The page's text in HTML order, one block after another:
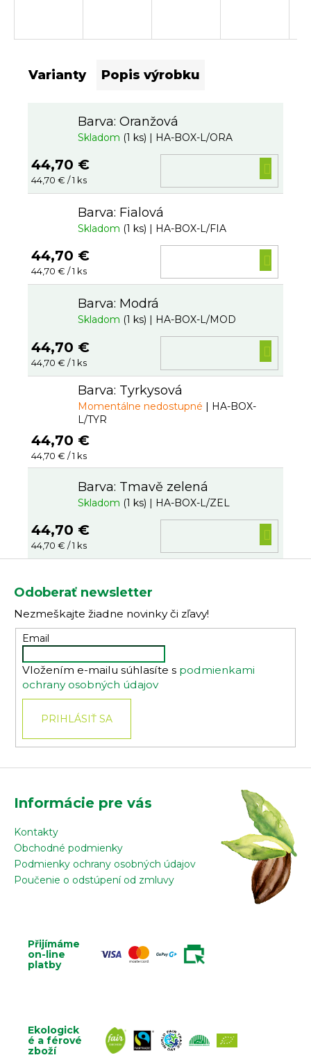
Varianty Popis výrobku
Barva: Oranžová
Skladom (1 ks) | HA-BOX-L/ORA
44,70 €
Jednotková
cena:
44,70 € / 1 ks
Barva: Fialová
Skladom (1 ks) | HA-BOX-L/FIA
44,70 €
Jednotková
cena:
44,70 € / 1 ks
Barva: Modrá
Skladom (1 ks) | HA-BOX-L/MOD
44,70 €
Jednotková
cena:
44,70 € / 1 ks
Barva: Tyrkysová
Momentálne nedostupné | HA-BOX-
L/TYR
44,70 €
Jednotková
cena:
44,70 € / 1 ks
Barva: Tmavě zelená
Skladom (1 ks) | HA-BOX-L/ZEL
44,70 €
Jednotková
cena:
44,70 € / 1 ks
Odoberať newsletter
Nezmeškajte žiadne novinky či zľavy!
Email
Vložením e-mailu súhlasíte s podmienkami
ochrany osobných údajov
PRIHLÁSIŤ SA
Informácie pre vás
Kontakty
Obchodné podmienky
Podmienky ochrany osobných údajov
Poučenie o odstúpení od zmluvy
Přijímáme
on-line
platby
Ekologick
é a férové
zboží